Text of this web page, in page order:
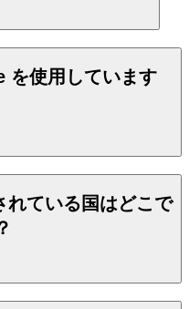
を使用しています
ている国はどこで